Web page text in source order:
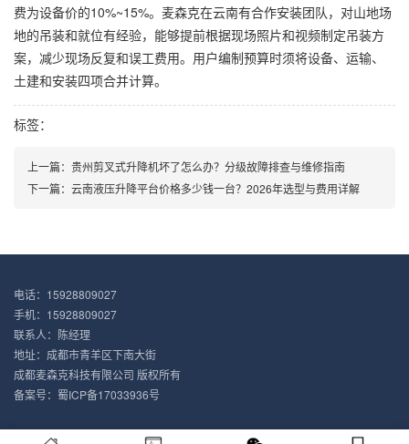
费为设备价的10%~15%。麦森克在云南有合作安装团队，对山地场
地的吊装和就位有经验，能够提前根据现场照片和视频制定吊装方
案，减少现场反复和误工费用。用户编制预算时须将设备、运输、
土建和安装四项合并计算。
标签：
上一篇： 贵州剪叉式升降机坏了怎么办？分级故障排查与维修指南
下一篇： 云南液压升降平台价格多少钱一台？2026年选型与费用详解
电话：15928809027
手机：15928809027
联系人：陈经理
地址：成都市青羊区下南大街
成都麦森克科技有限公司 版权所有
备案号： 蜀ICP备17033936号